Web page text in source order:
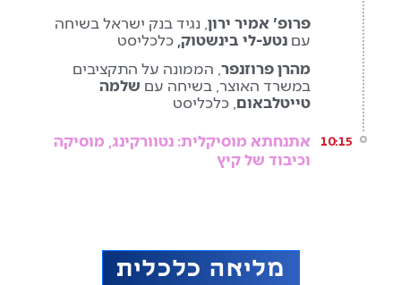
פרופ' אמיר ירון , נגיד בנק ישראל בשיחה
עםנטע-לי בינשטוק,כלכליסט
מהרן פרוזנפר , הממונה על התקציבים
במשרד האוצר, בשיחה עם שלמה
טייטלבאום , כלכליסט
10:15
אתנחתא מוסיקלית: נטוורקינג, מוסיקה
וכיבוד של קיץ
מליאה כלכלית